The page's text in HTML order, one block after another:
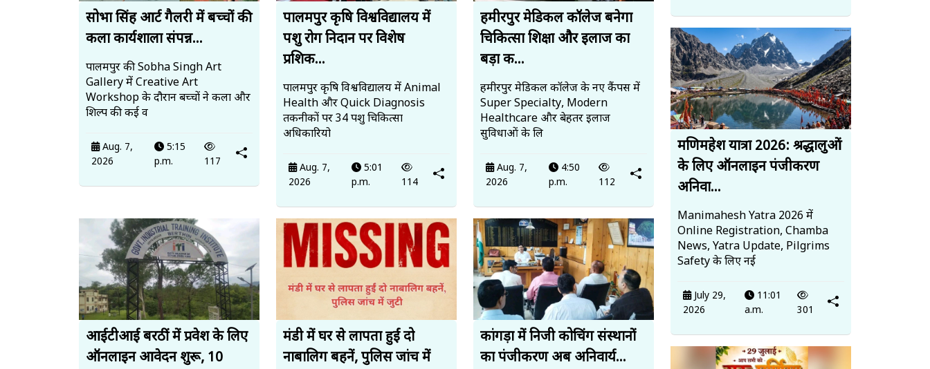
सोभा सिंह आर्ट गैलरी में बच्चों की
कला कार्यशाला संपन्न...
पालमपुर की Sobha Singh Art
Gallery में Creative Art
Workshop के दौरान बच्चों ने कला और
शिल्प की कई व
Aug. 7,
2026
5:15
p.m.
117
पालमपुर कृषि विश्वविद्यालय में
पशु रोग निदान पर विशेष
प्रशिक...
पालमपुर कृषि विश्वविद्यालय में Animal
Health और Quick Diagnosis
तकनीकों पर 34 पशु चिकित्सा
अधिकारियो
Aug. 7,
2026
5:01
p.m.
114
हमीरपुर मेडिकल कॉलेज बनेगा
चिकित्सा शिक्षा और इलाज का
बड़ा क...
हमीरपुर मेडिकल कॉलेज के नए कैंपस में
Super Specialty, Modern
Healthcare और बेहतर इलाज
सुविधाओं के लि
Aug. 7,
2026
4:50
p.m.
112
आईटीआई बरठीं में प्रवेश के लिए
ऑनलाइन आवेदन शुरू, 10
मंडी में घर से लापता हुईं दो
नाबालिग बहनें, पुलिस जांच में
कांगड़ा में निजी कोचिंग संस्थानों
का पंजीकरण अब अनिवार्य...
मणिमहेश यात्रा 2026: श्रद्धालुओं
के लिए ऑनलाइन पंजीकरण
अनिवा...
Manimahesh Yatra 2026 में
Online Registration, Chamba
News, Yatra Update, Pilgrims
Safety के लिए नई
July 29,
2026
11:01
a.m.
301